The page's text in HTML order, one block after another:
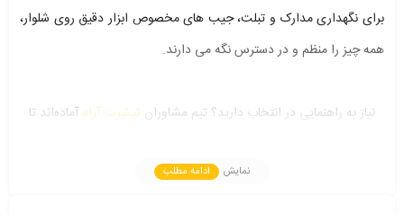
برای نگهداری مدارک و تبلت، جیب های مخصوص ابزار دقیق روی شلوار،
همه چیز را منظم و در دسترس نگه می دارند.
نیاز به راهنمایی در انتخاب دارید؟ تیم مشاوران تیشرت آرام آماده‌اند تا
لباس‌کار را پیشنهاد دهند.
نمایش ادامه مطلب